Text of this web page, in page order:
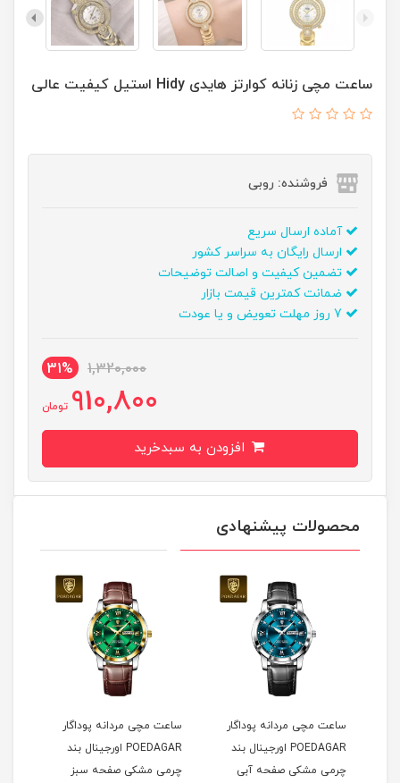
ساعت مچی زنانه کوارتز هایدی Hidy استیل کیفیت عالی
فروشنده: روبی
آماده ارسال سریع
ارسال رایگان به سراسر کشور
تضمین کیفیت و اصالت توضیحات
ضمانت کمترین قیمت بازار
1,320,000
31%
910,800 تومان
محصولات پیشنهادی
ساعت مچی مردانه پوداگار
POEDAGAR اورجينال بند
چرمی مشکی صفحه آبی
ساعت مچی مردانه پوداگار
POEDAGAR اورجينال بند
چرمی مشکی صفحه سبز